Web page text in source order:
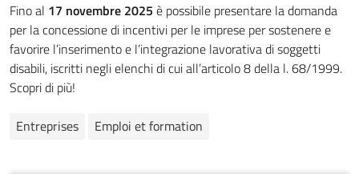
Fino al 17 novembre 2025 è possibile presentare la domanda
per la concessione di incentivi per le imprese per sostenere e
favorire l’inserimento e l’integrazione lavorativa di soggetti
disabili, iscritti negli elenchi di cui all’articolo 8 della l. 68/1999.
Scopri di più!
Entreprises
Emploi et formation